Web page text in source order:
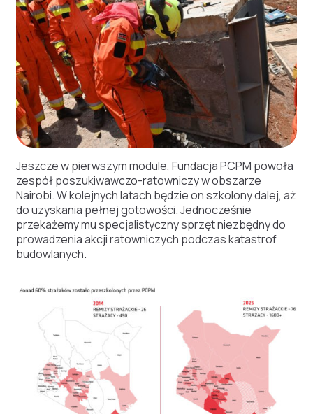
Jeszcze w pierwszym module, Fundacja PCPM powoła
zespół poszukiwawczo-ratowniczy w obszarze
Nairobi. W kolejnych latach będzie on szkolony dalej, aż
do uzyskania pełnej gotowości. Jednocześnie
przekażemy mu specjalistyczny sprzęt niezbędny do
prowadzenia akcji ratowniczych podczas katastrof
budowlanych.